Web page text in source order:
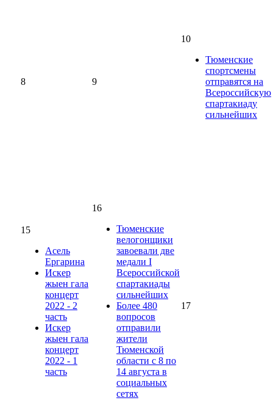
8 9
10
Тюменские
спортсмены
отправятся на
Всероссийскую
спартакиаду
сильнейших
15
Асель
Ергарина
Искер
жыен гала
концерт
2022 - 2
часть
Искер
жыен гала
концерт
2022 - 1
часть
16
Тюменские
велогонщики
завоевали две
медали I
Всероссийской
спартакиады
сильнейших
Более 480
вопросов
отправили
жители
Тюменской
области с 8 по
14 августа в
социальных
сетях
17